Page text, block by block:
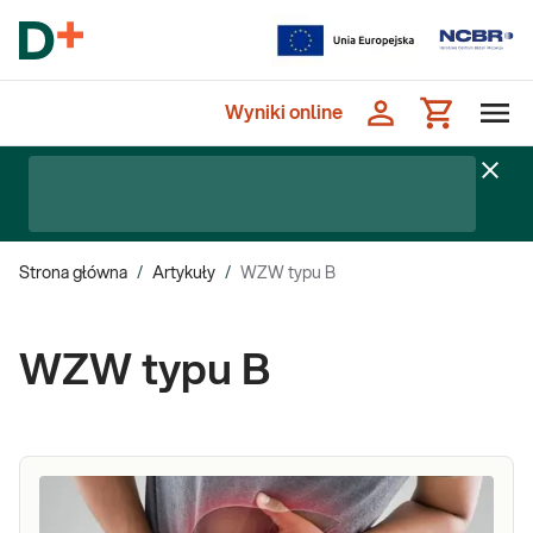
Wyniki online
Strona główna / Artykuły / WZW typu B
WZW typu B